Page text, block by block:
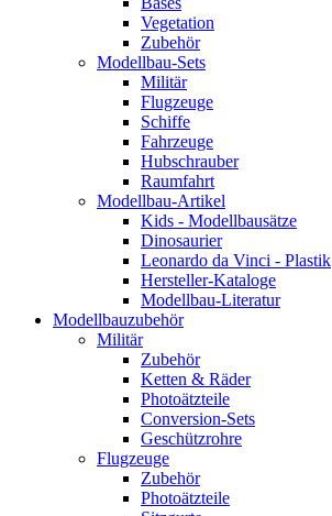
Vegetation
Zubehör
Modellbau-Sets
Militär
Flugzeuge
Schiffe
Fahrzeuge
Hubschrauber
Raumfahrt
Modellbau-Artikel
Kids - Modellbausätze
Dinosaurier
Leonardo da Vinci - Plastik
Hersteller-Kataloge
Modellbau-Literatur
Modellbauzubehör
Militär
Zubehör
Ketten & Räder
Photoätzteile
Conversion-Sets
Geschützrohre
Flugzeuge
Zubehör
Photoätzteile